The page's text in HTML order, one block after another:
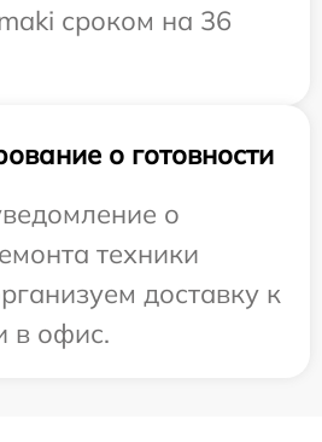
сроком на 36
о готовности
о
техники
доставку к
в офис.